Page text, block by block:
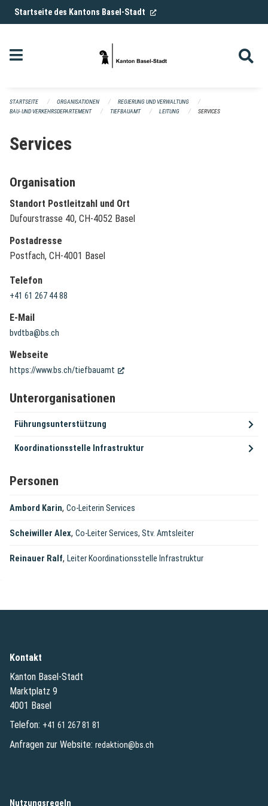
Navigation überspringen
Startseite des Kantons Basel-Stadt (External Link)
STARTSEITE ORGANISATIONEN
REGIERUNG UND VERWALTUNG
BAU- UND VERKEHRSDEPARTEMENT
TIEFBAUAMT LEITUNG SERVICES
Services
Organisation
Standort Postleitzahl und Ort
Dufourstrasse 40, CH-4052 Basel
Postadresse
Postfach, CH-4001 Basel
Telefon
+41 61 267 44 88
E-Mail
bvdtba@bs.ch
Webseite
https://www.bs.ch/tiefbauamt (External Link)
Unterorganisationen
Führungsunterstützung
Koordinationsstelle Infrastruktur
Personen
Ambord Karin, Co-Leiterin Services
Scheiwiller Alex, Co-Leiter Services, Stv. Amtsleiter
Reinauer Ralf, Leiter Koordinationsstelle Infrastruktur
Kontakt
Kanton Basel-Stadt
Marktplatz 9
4001 Basel
Telefon: +41 61 267 81 81
Anfragen zur Website: redaktion@bs.ch
Nutzungsregeln